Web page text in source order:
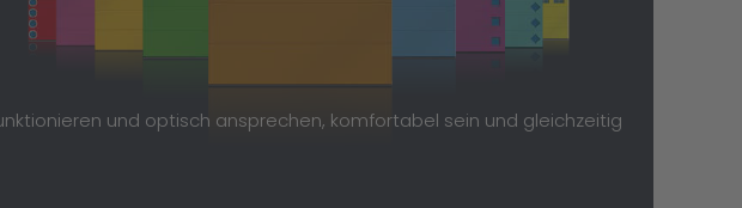
und optisch ansprechen, komfortabel sein und gleichzeitig